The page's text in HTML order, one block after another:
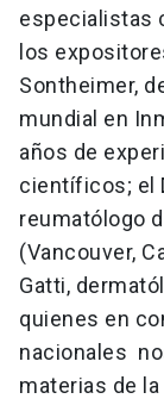
especialistas
los
Sontheimer,
mundial en
años de
científicos; el
reumatólogo
(Vancouver,
Gatti,
quienes en
nacionales
materias de